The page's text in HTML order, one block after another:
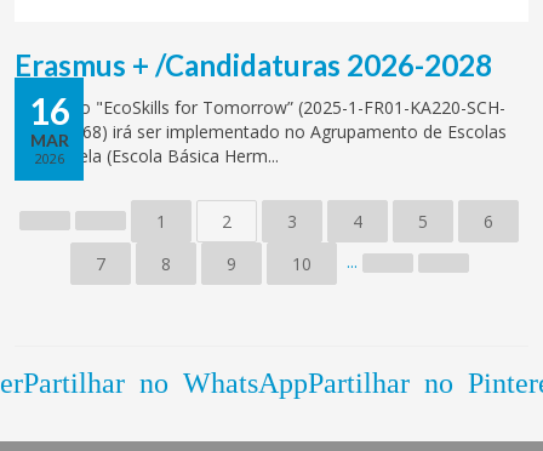
16
MAR
2026
Erasmus + /Candidaturas 2026-2028
O projeto "EcoSkills for Tomorrow” (2025-1-FR01-KA220-SCH-
000360968) irá ser implementado no Agrupamento de Escolas
de Palmela (Escola Básica Herm...
1 2 3 4 5
6
7
8 9 10 ...
Partilhar no WhatsAppPartilhar no